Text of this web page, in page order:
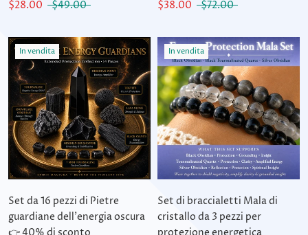
$28.00
$49.00
$38.00
$72.00
In vendita
Set da 16 pezzi di Pietre
guardiane dell'energia oscura
In vendita
Set di braccialetti Mala di
cristallo da 3 pezzi per